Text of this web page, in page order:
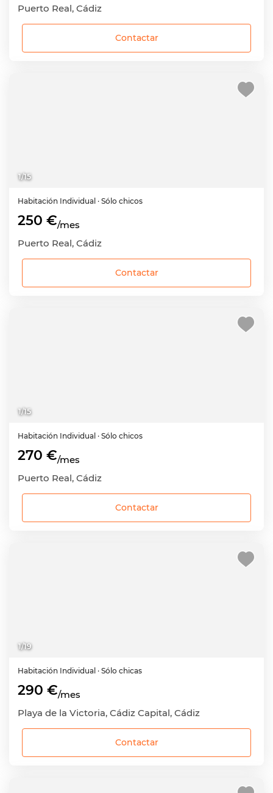
Puerto Real, Cádiz
Contactar
1/15
Habitación Individual · Sólo chicos
250 €/mes
Puerto Real, Cádiz
Contactar
1/15
Habitación Individual · Sólo chicos
270 €/mes
Puerto Real, Cádiz
Contactar
1/19
Habitación Individual · Sólo chicas
290 €/mes
Playa de la Victoria, Cádiz Capital, Cádiz
Contactar